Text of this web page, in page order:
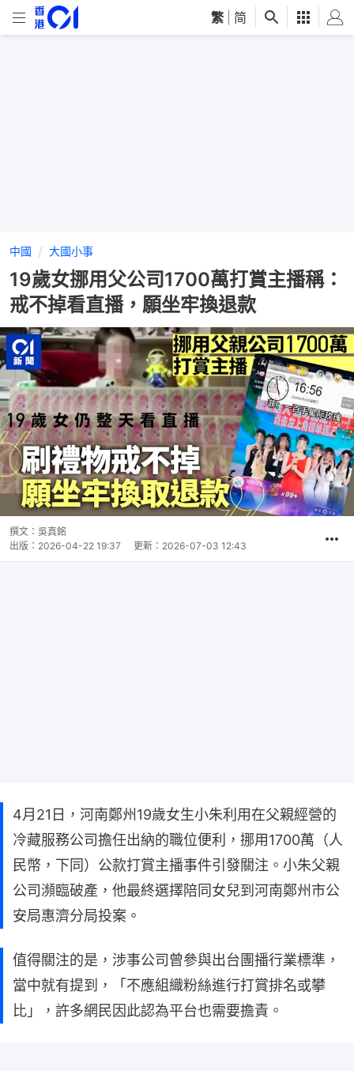
繁 简
中國 大國小事
19歲女挪用父公司1700萬打賞主播稱：
戒不掉看直播，願坐牢換退款
撰文： 吳真銘
出版： 2026-04-22 19:37 更新： 2026-07-03 12:43
4月21日，河南鄭州19歲女生小朱利用在父親經營的
冷藏服務公司擔任出納的職位便利，挪用1700萬（人
民幣，下同）公款打賞主播事件引發關注。小朱父親
公司瀕臨破產，他最終選擇陪同女兒到河南鄭州市公
安局惠濟分局投案。
值得關注的是，涉事公司曾參與出台團播行業標準，
當中就有提到，「不應組織粉絲進行打賞排名或攀
比」，許多網民因此認為平台也需要擔責。